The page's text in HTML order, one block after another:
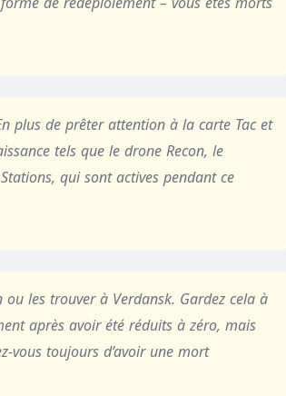
plus de prêter attention à la carte Tac et
tels que le drone Recon, le
qui sont actives pendant ce
les trouver à Verdansk. Gardez cela à
après avoir été réduits à zéro, mais
vous toujours d’avoir une mort